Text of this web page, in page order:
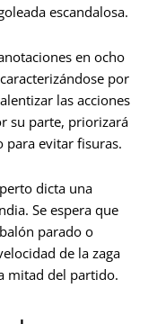
escandalosa.
en ocho
por
las acciones
su parte, priorizará
para evitar fisuras.
dicta una
Se espera que
parado o
de la zaga
mitad del partido.